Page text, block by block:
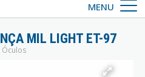
MENU
MIL LIGHT ET-97
Óculos